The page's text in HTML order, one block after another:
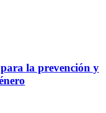
la prevención y